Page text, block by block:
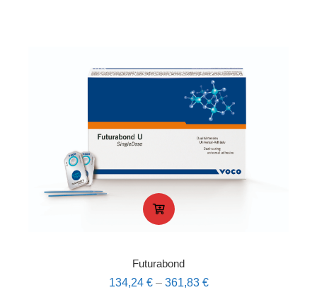
Futurabond
134,24 €– 361,83 €